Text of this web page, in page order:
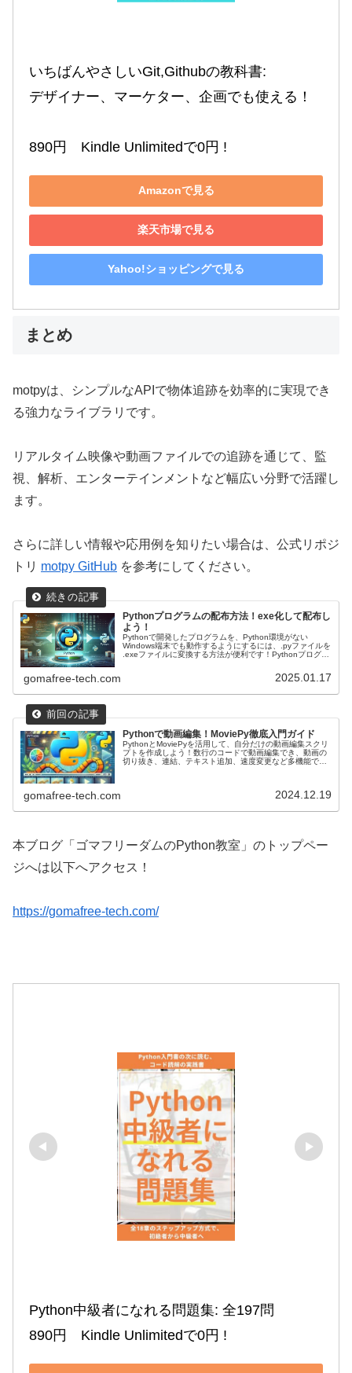
いちばんやさしいGit,Githubの教科書:
デザイナー、マーケター、企画でも使える！
890円　Kindle Unlimitedで0円 !
Amazonで見る
楽天市場で見る
Yahoo!ショッピングで見る
まとめ
motpyは、シンプルなAPIで物体追跡を効率的に実現でき
る強力なライブラリです。
リアルタイム映像や動画ファイルでの追跡を通じて、監
視、解析、エンターテインメントなど幅広い分野で活躍し
ます。
さらに詳しい情報や応用例を知りたい場合は、公式リポジ
トリ motpy GitHub を参考にしてください。
Pythonプログラムの配布方法！exe化して配布し
よう！
Pythonで開発したプログラムを、Python環境がない
Windows端末でも動作するようにするには、.pyファイルを
.exeファイルに変換する方法が便利です！Pythonプログラ
gomafree-tech.com 2025.01.17
Pythonで動画編集！MoviePy徹底入門ガイド
PythonとMoviePyを活用して、自分だけの動画編集スクリ
プトを作成しよう！数行のコードで動画編集でき、動画の
切り抜き、連結、テキスト追加、速度変更など多機能で
gomafree-tech.com 2024.12.19
本ブログ「ゴマフリーダムのPython教室」のトップペー
ジへは以下へアクセス！
https://gomafree-tech.com/
Python中級者になれる問題集: 全197問
890円　Kindle Unlimitedで0円 !